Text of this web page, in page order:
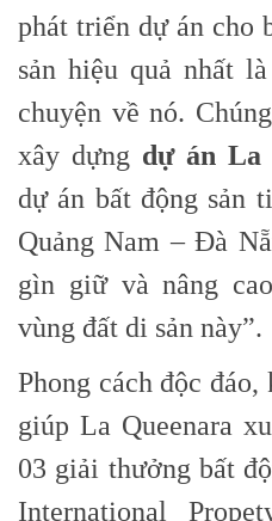
phát triển dự án cho
sản hiệu quả nhất
chuyện về nó.
xây dựng dự án La
dự án bất động sản
Quảng Nam – Đà
gìn giữ và nâng
vùng đất di sản này”.
Phong cách độc
giúp La Queenara
03 giải thưởng bất
International